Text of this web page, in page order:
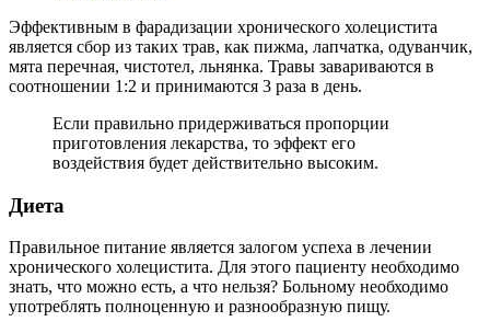
Эффективным в фарадизации хронического холецистита
является сбор из таких трав, как пижма, лапчатка, одуванчик,
мята перечная, чистотел, льнянка. Травы завариваются в
соотношении 1:2 и принимаются 3 раза в день.
Если правильно придерживаться пропорции
приготовления лекарства, то эффект его
воздействия будет действительно высоким.
Диета
Правильное питание является залогом успеха в лечении
хронического холецистита. Для этого пациенту необходимо
знать, что можно есть, а что нельзя? Больному необходимо
употреблять полноценную и разнообразную пищу.